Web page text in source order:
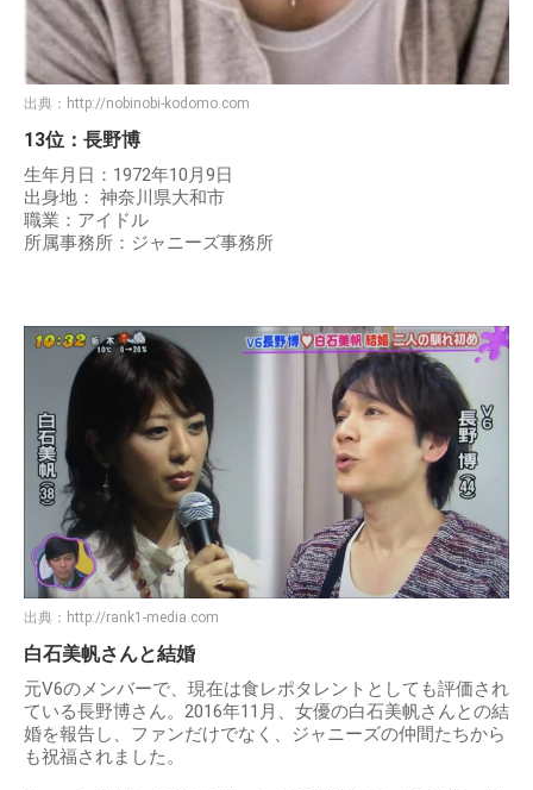
出典： http://nobinobi-kodomo.com
13位：長野博
生年月日：1972年10月9日
出身地： 神奈川県大和市
職業：アイドル
所属事務所：ジャニーズ事務所
出典： http://rank1-media.com
白石美帆さんと結婚
元V6のメンバーで、現在は食レポタレントとしても評価され
ている長野博さん。2016年11月、女優の白石美帆さんとの結
婚を報告し、ファンだけでなく、ジャニーズの仲間たちから
も祝福されました。